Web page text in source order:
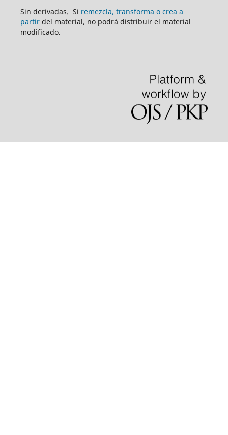
Sin derivadas. Si remezcla, transforma o crea a
partirdel material, no podrá distribuir el material
modificado.